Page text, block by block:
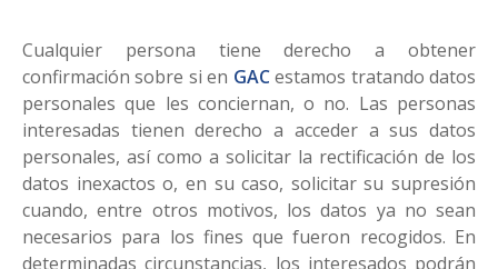
Cualquier persona tiene derecho a obtener
confirmación sobre si en GACestamos tratando datos
personales que les conciernan, o no. Las personas
interesadas tienen derecho a acceder a sus datos
personales, así como a solicitar la rectificación de los
datos inexactos o, en su caso, solicitar su supresión
cuando, entre otros motivos, los datos ya no sean
necesarios para los fines que fueron recogidos. En
determinadas circunstancias, los interesados podrán